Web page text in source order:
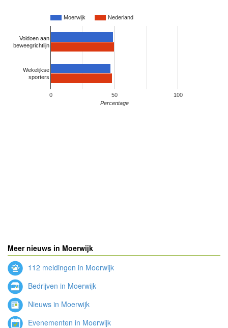
Moerwijk Nederland
0 50 100
Voldoen aan
beweegrichtlijn
Wekelijkse
sporters
Percentage
Meer nieuws in Moerwijk
112 meldingen in Moerwijk
Bedrijven in Moerwijk
Nieuws in Moerwijk
Evenementen in Moerwijk